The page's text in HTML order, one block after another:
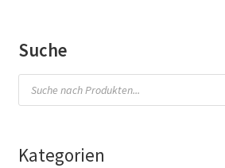
Suche
Products
search
Kategorien